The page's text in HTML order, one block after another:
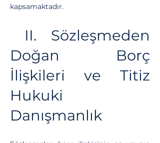
kapsamaktadır.
II. Sözleşmeden
Doğan Borç
İlişkileri ve Titiz
Hukuki
Danışmanlık